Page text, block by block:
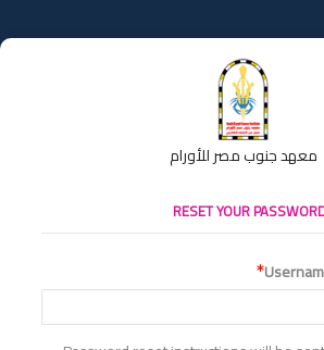
معهد جنوب مصر للأورام
RESET YOUR